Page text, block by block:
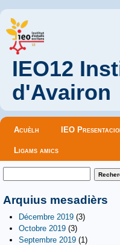
IEO12
d'Avairon
Menu principal
Acuèlh IEO
Ligams amics
Formulaire de
Arquius mesadièrs
Décembre 2019 (3)
Octobre 2019 (3)
Septembre 2019 (1)